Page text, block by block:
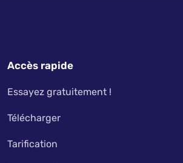
Accès rapide
Essayez gratuitement !
Télécharger
Tarification